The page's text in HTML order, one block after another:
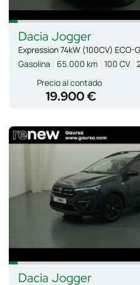
Dacia Jogger
Expression 74kW (100CV) ECO-
Gasolina
65.000 km 100 CV
Precio al contado
19.900 €
Dacia Jogger